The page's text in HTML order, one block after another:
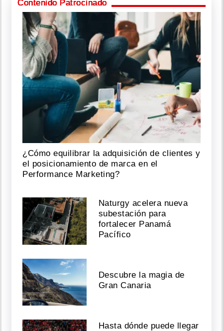
Contenido Patrocinado
¿Cómo equilibrar la adquisición de clientes y
el posicionamiento de marca en el
Performance Marketing?
Naturgy acelera nueva
subestación para
fortalecer Panamá
Pacífico
Descubre la magia de
Gran Canaria
Hasta dónde puede llegar